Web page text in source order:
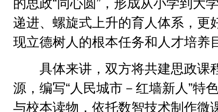
的思政“同心圆”，形成从小学到大
递进、螺旋式上升的育人体系，更
现立德树人的根本任务和人才培养
具体来讲，双方将共建思政课
源，编写“人民城市－红墙新人”特
与校本读物，依托数智技术制作微